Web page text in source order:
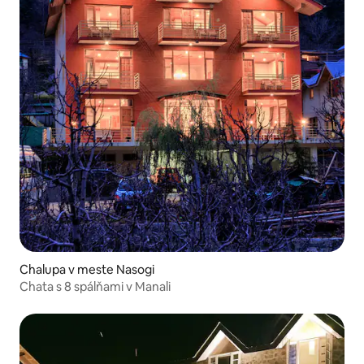
Chalupa v meste Nasogi
Chata s 8 spálňami v Manali